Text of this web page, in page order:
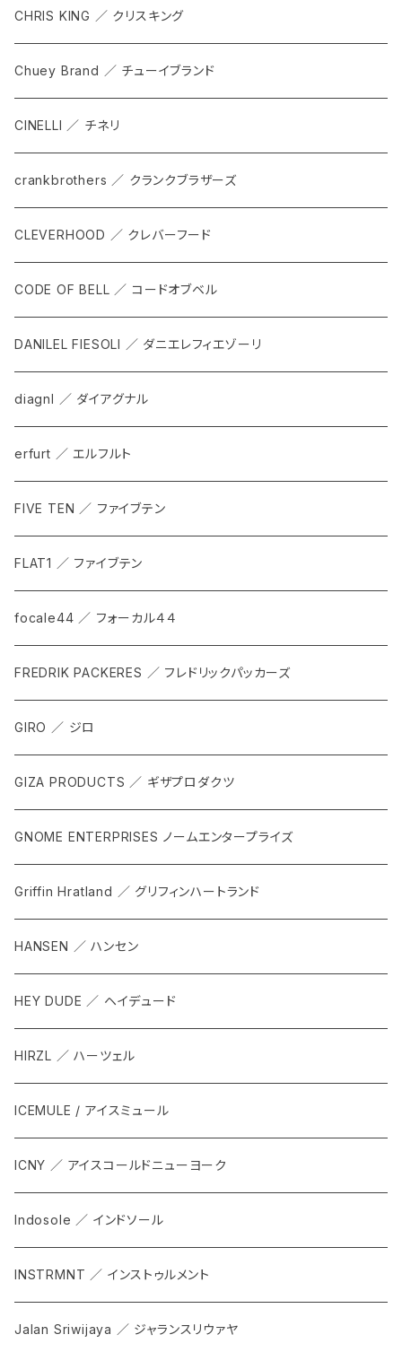
GRIP SLING
SHADOW
KOMPAK
TKS
SACOCHE
ACCESSORY
メンテナンス
ALL
TOPS
BOTTOMS
ACCESORRIES
RIDE ACCESORRIES
CHRIS KING ／ クリスキング
Chuey Brand ／ チューイブランド
CINELLI ／ チネリ
crankbrothers ／ クランクブラザーズ
CLEVERHOOD ／ クレバーフード
CODE OF BELL ／ コードオブベル
DANILEL FIESOLI ／ ダニエレフィエゾーリ
diagnl ／ ダイアグナル
erfurt ／ エルフルト
FIVE TEN ／ ファイブテン
FLAT1 ／ ファイブテン
focale44 ／ フォーカル４４
FREDRIK PACKERES ／ フレドリックパッカーズ
GIRO ／ ジロ
GIZA PRODUCTS ／ ギザプロダクツ
GNOME ENTERPRISES ノームエンタープライズ
Griffin Hratland ／ グリフィンハートランド
HANSEN ／ ハンセン
HEY DUDE ／ ヘイデュード
HIRZL ／ ハーツェル
ICEMULE / アイスミュール
ICNY ／ アイスコールドニューヨーク
Indosole ／ インドソール
INSTRMNT ／ インストゥルメント
Jalan Sriwijaya ／ ジャランスリウァヤ